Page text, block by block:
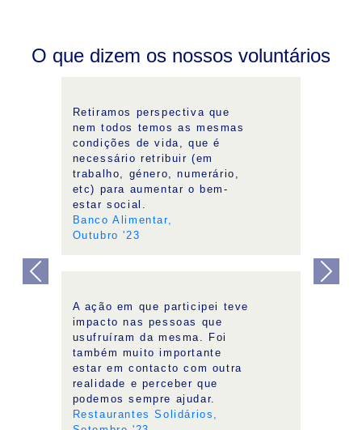
O que dizem os nossos voluntários
Retiramos perspectiva que
nem todos temos as mesmas
condições de vida, que é
necessário retribuir (em
trabalho, género, numerário,
etc) para aumentar o bem-
estar social.
Banco Alimentar,
Outubro '23
A ação em que participei teve
impacto nas pessoas que
usufruíram da mesma. Foi
também muito importante
estar em contacto com outra
realidade e perceber que
podemos sempre ajudar.
Restaurantes Solidários,
Previous Next